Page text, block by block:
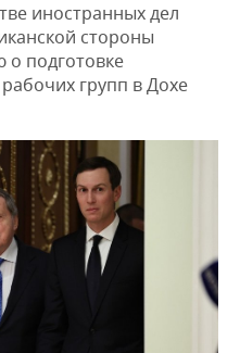
иностранных дел
стороны
подготовке
групп в Дохе